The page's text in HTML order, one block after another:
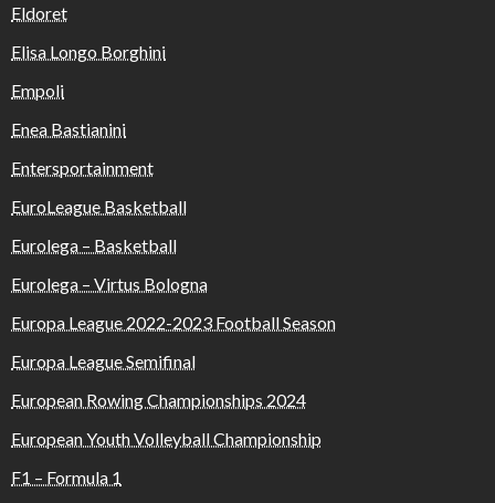
Eldoret
Elisa Longo Borghini
Empoli
Enea Bastianini
Entersportainment
EuroLeague Basketball
Eurolega – Basketball
Eurolega – Virtus Bologna
Europa League 2022-2023 Football Season
Europa League Semifinal
European Rowing Championships 2024
European Youth Volleyball Championship
F1 – Formula 1